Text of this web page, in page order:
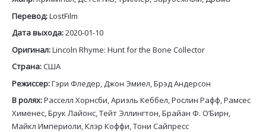
Перевод:LostFilm
Дата выхода:2020-01-10
Оригинал:Lincoln Rhyme: Hunt for the Bone Collector
Страна:США
Режиссер:Гэри Фледер, Джон Эмиел, Брэд Андерсон
В ролях:Расселл Хорнсби, Ариэль Кеббел, Рослин Рафф, Рамсес
Хименес, Брук Лайонс, Тейт Эллингтон, Брайан Ф. О’Бирн,
Майкл Империоли, Клэр Коффи, Тони Сайпресс